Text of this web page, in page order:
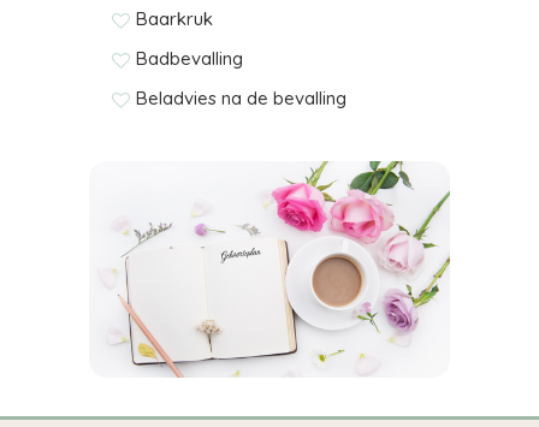
Baarkruk
Badbevalling
Beladvies na de bevalling